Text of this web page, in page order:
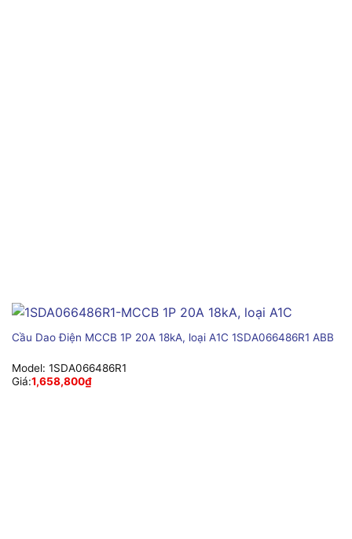
Cầu Dao Điện MCCB 1P 20A 18kA, loại A1C 1SDA066486R1 ABB
Model: 1SDA066486R1
Giá:1,658,800₫